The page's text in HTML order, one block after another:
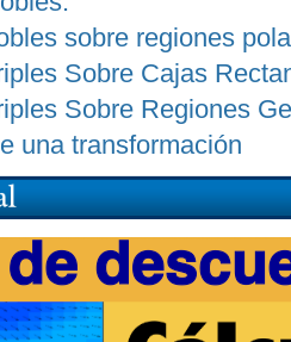
sobre regiones
Sobre Cajas
Sobre Regiones
una transformación